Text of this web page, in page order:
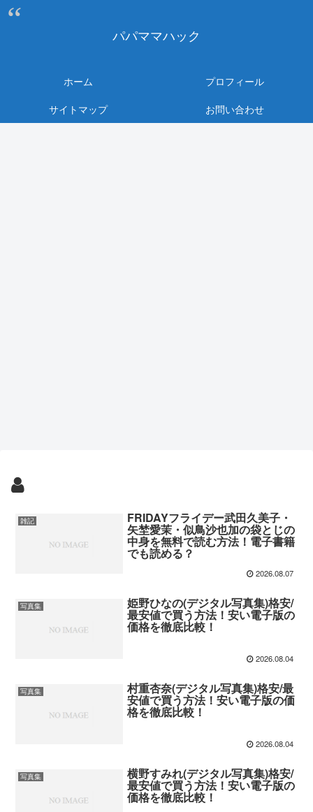
パパママハック
ホーム
プロフィール
サイトマップ
お問い合わせ
雑記 FRIDAYフライデー武田久美子・
矢埜愛茉・似鳥沙也加の袋とじの
中身を無料で読む方法！電子書籍
でも読める？
2026.08.07
写真集 姫野ひなの(デジタル写真集)格安/
最安値で買う方法！安い電子版の
価格を徹底比較！
2026.08.04
写真集 村重杏奈(デジタル写真集)格安/最
安値で買う方法！安い電子版の価
格を徹底比較！
2026.08.04
写真集 横野すみれ(デジタル写真集)格安/
最安値で買う方法！安い電子版の
価格を徹底比較！